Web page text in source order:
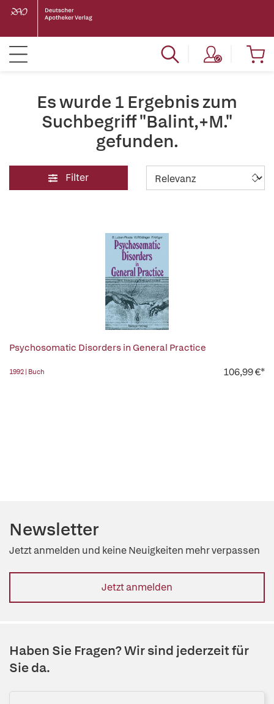
Es wurde 1 Ergebnis zum
Suchbegriff "Balint,+M."
gefunden.
Filter
Psychosomatic Disorders in General Practice
1992 | Buch 106,99 €*
Newsletter
Jetzt anmelden und keine Neuigkeiten mehr verpassen
Jetzt anmelden
Haben Sie Fragen? Wir sind jederzeit für
Sie da.